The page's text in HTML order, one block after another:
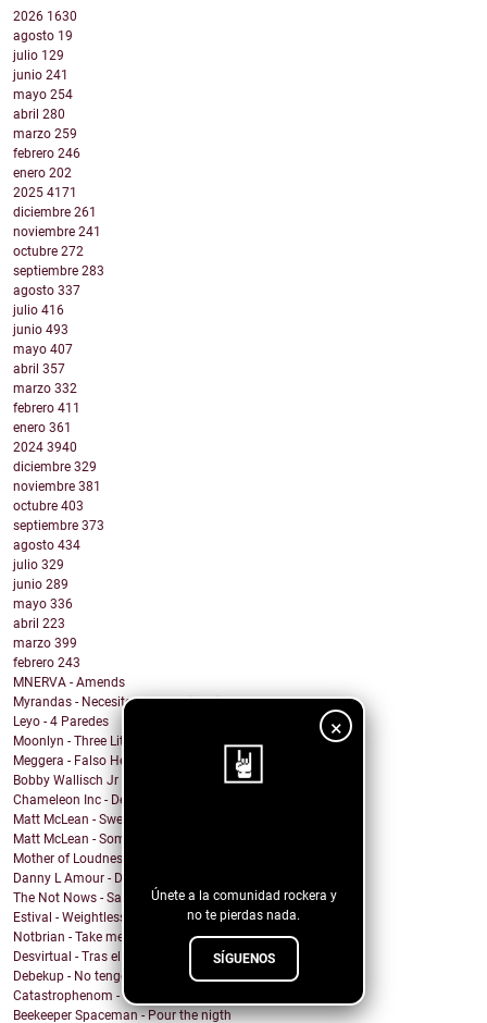
×
Únete a la comunidad rockera y
no te pierdas nada.
SÍGUENOS
2026 1630
agosto 19
julio 129
junio 241
mayo 254
abril 280
marzo 259
febrero 246
enero 202
2025 4171
diciembre 261
noviembre 241
octubre 272
septiembre 283
agosto 337
julio 416
junio 493
mayo 407
abril 357
marzo 332
febrero 411
enero 361
2024 3940
diciembre 329
noviembre 381
octubre 403
septiembre 373
agosto 434
julio 329
junio 289
mayo 336
abril 223
marzo 399
febrero 243
MNERVA - Amends
Myrandas - Necesito que me distraigas
Leyo - 4 Paredes
Moonlyn - Three Little Birds ( Bob Marley cover)
Meggera - Falso Herói
Bobby Wallisch Jr & Acid. Prof - Merciless Dragon
Chameleon Inc - Death on the aisle floor
Matt McLean - Sweet Nothing Bummer Everything
Matt McLean - Somewhere in Main
Mother of Loudness - From Day to Day
Danny L Amour - Dont Hold Back
The Not Nows - Sandy and the vampire
Estival - Weightless
Notbrian - Take me back
Desvirtual - Tras el cristal
Debekup - No tengo miedo de existir
Catastrophenom - This Might Be the Ending
Beekeeper Spaceman - Pour the nigth